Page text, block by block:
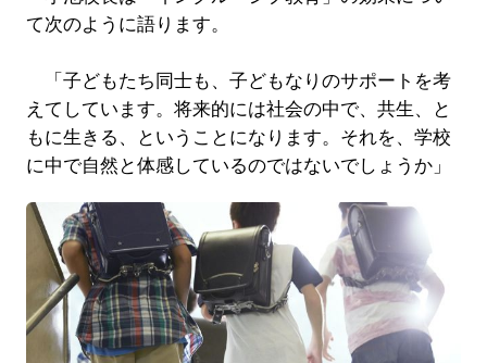
て次のように語ります。
「子どもたち同士も、子どもなりのサポートを考
えてしています。将来的には社会の中で、共生、と
もに生きる、ということになります。それを、学校
に中で自然と体感しているのではないでしょうか」